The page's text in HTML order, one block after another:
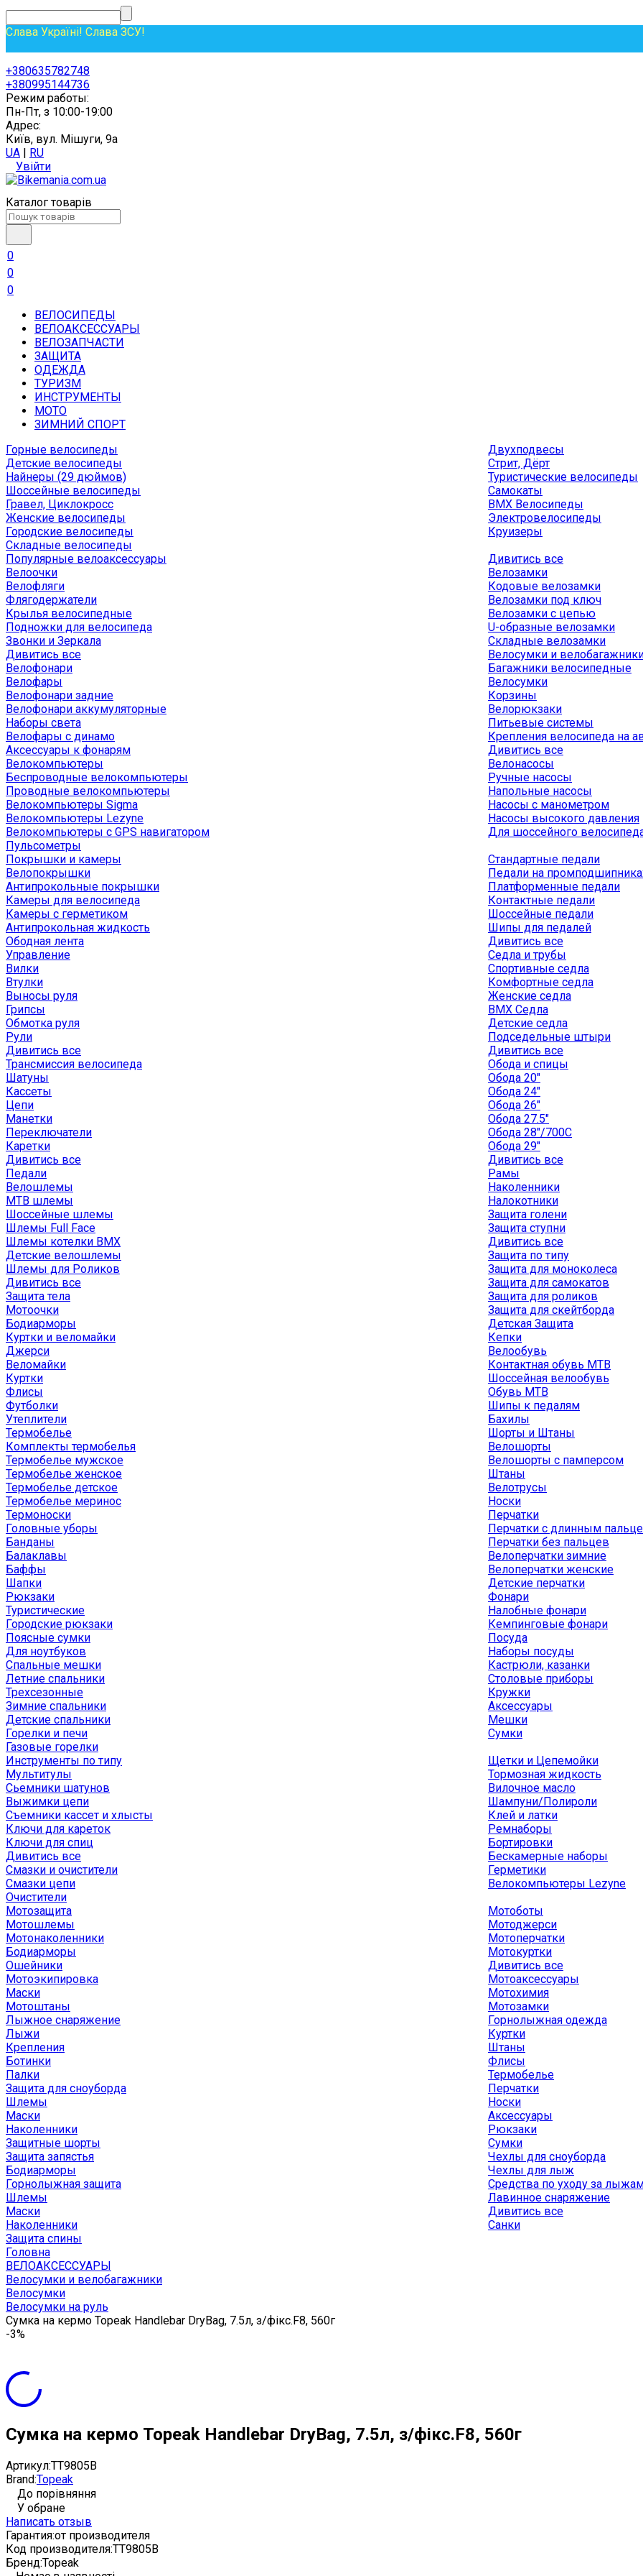
Слава Україні! Слава ЗСУ!
+380635782748
+380995144736
Режим работы:
Пн-Пт, з 10:00-19:00
Адрес:
Київ, вул. Мішуги, 9а
UA | RU
Увійти
Каталог товарів
0
0
0
ВЕЛОСИПЕДЫ
ВЕЛОАКСЕССУАРЫ
ВЕЛОЗАПЧАСТИ
ЗАЩИТА
ОДЕЖДА
ТУРИЗМ
ИНСТРУМЕНТЫ
МОТО
ЗИМНИЙ СПОРТ
Горные велосипеды
Детские велосипеды
Найнеры (29 дюймов)
Шоссейные велосипеды
Гравел, Циклокросс
Женские велосипеды
Городcкие велосипеды
Складные велосипеды
Двухподвесы
Стрит, Дёрт
Туристические велосипеды
Самокаты
BMX Велосипеды
Электровелосипеды
Круизеры
Популярные велоаксессуары
Велоочки
Велофляги
Флягодержатели
Крылья велосипедные
Подножки для велосипеда
Звонки и Зеркала
Дивитись все
Велофонари
Велофары
Велофонари задние
Велофонари аккумуляторные
Наборы света
Велофары с динамо
Аксессуары к фонарям
Велокомпьютеры
Беспроводные велокомпьютеры
Проводные велокомпьютеры
Велокомпьютеры Sigma
Велокомпьютеры Lezyne
Велокомпьютеры с GPS навигатором
Пульсометры
Дивитись все
Велозамки
Кодовые велозамки
Велозамки под ключ
Велозамки с цепью
U-образные велозамки
Складные велозамки
Велосумки и
Багажники велосипедные
Велосумки
Корзины
Велорюкзаки
Питьевые системы
Крепления велосипеда на
Дивитись все
Велонасосы
Ручные насосы
Напольные насосы
Насосы с манометром
Насосы высокого давления
Для шоссейного
Покрышки и камеры
Велопокрышки
Антипрокольные покрышки
Камеры для велосипеда
Камеры с герметиком
Антипрокольная жидкость
Ободная лента
Управление
Вилки
Втулки
Выносы руля
Грипсы
Обмотка руля
Рули
Дивитись все
Трансмиссия велосипеда
Шатуны
Кассеты
Цепи
Манетки
Переключатели
Каретки
Дивитись все
Педали
Стандартные педали
Педали на
Платформенные педали
Контактные педали
Шоссейные педали
Шипы для педалей
Дивитись все
Седла и трубы
Спортивные седла
Комфортные седла
Женские седла
BMX Седла
Детские седла
Подседельные штыри
Дивитись все
Обода и спицы
Обода 20"
Обода 24"
Обода 26"
Обода 27.5"
Обода 28"/700C
Обода 29"
Дивитись все
Рамы
Велошлемы
MTB шлемы
Шоссейные шлемы
Шлемы Full Face
Шлемы котелки BMX
Детские велошлемы
Шлемы для Роликов
Дивитись все
Защита тела
Мотоочки
Бодиарморы
Наколенники
Налокотники
Защита голени
Защита ступни
Дивитись все
Защита по типу
Защита для моноколеса
Защита для самокатов
Защита для роликов
Защита для скейтборда
Детская Защита
Куртки и веломайки
Джерси
Веломайки
Куртки
Флисы
Футболки
Утеплители
Термобелье
Комплекты термобелья
Термобелье мужское
Термобелье женское
Термобелье детское
Термобелье меринос
Термоноски
Головные уборы
Банданы
Балаклавы
Баффы
Шапки
Кепки
Велообувь
Контактная обувь MTB
Шоссейная велообувь
Обувь MTB
Шипы к педалям
Бахилы
Шорты и Штаны
Велошорты
Велошорты с памперсом
Штаны
Велотрусы
Носки
Перчатки
Перчатки с длинным
Перчатки без пальцев
Велоперчатки зимние
Велоперчатки женские
Детские перчатки
Рюкзаки
Туристические
Городские рюкзаки
Поясные сумки
Для ноутбуков
Спальные мешки
Летние спальники
Трехсезонные
Зимние спальники
Детские спальники
Горелки и печи
Газовые горелки
Фонари
Налобные фонари
Кемпинговые фонари
Посуда
Наборы посуды
Кастрюли, казанки
Столовые приборы
Кружки
Аксессуары
Мешки
Сумки
Инструменты по типу
Мультитулы
Сьемники шатунов
Выжимки цепи
Съемники кассет и хлысты
Ключи для кареток
Ключи для спиц
Дивитись все
Смазки и очистители
Смазки цепи
Очистители
Щетки и Цепемойки
Тормозная жидкость
Вилочное масло
Шампуни/Полироли
Клей и латки
Ремнаборы
Бортировки
Бескамерные наборы
Герметики
Велокомпьютеры Lezyne
Мотозащита
Мотошлемы
Мотонаколенники
Бодиарморы
Ошейники
Мотоэкипировка
Маски
Мотоштаны
Мотоботы
Мотоджерси
Мотоперчатки
Мотокуртки
Дивитись все
Мотоаксессуары
Мотохимия
Мотозамки
Лыжное снаряжение
Лыжи
Крепления
Ботинки
Палки
Защита для сноуборда
Шлемы
Маски
Наколенники
Защитные шорты
Защита запястья
Бодиарморы
Горнолыжная защита
Шлемы
Маски
Наколенники
Защита спины
Горнолыжная одежда
Куртки
Штаны
Флисы
Термобелье
Перчатки
Носки
Аксессуары
Рюкзаки
Сумки
Чехлы для сноуборда
Чехлы для лыж
Средства по уходу за
Лавинное снаряжение
Дивитись все
Санки
Головна
ВЕЛОАКСЕССУАРЫ
Велосумки и велобагажники
Велосумки
Велосумки на руль
Сумка на кермо Topeak Handlebar DryBag, 7.5л, з/фікс.F8, 560г
-3%
Сумка на кермо Topeak Handlebar DryBag, 7.5л, з/фікс.F8, 560г
Артикул:TT9805B
Brand:Topeak
До порівняння
У обране
Написать отзыв
Гарантия:от производителя
Код производителя:TT9805B
Бренд:Topeak